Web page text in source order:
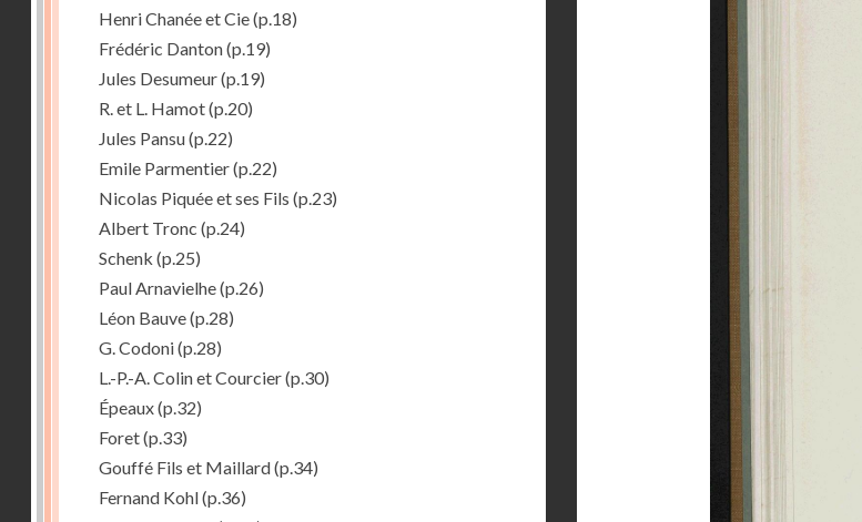
Henri Chanée et Cie(p.18)
Frédéric Danton(p.19)
Jules Desumeur(p.19)
R. et L. Hamot(p.20)
Jules Pansu(p.22)
Emile Parmentier(p.22)
Nicolas Piquée et ses Fils (p.23)
Albert Tronc (p.24)
Schenk (p.25)
Paul Arnavielhe(p.26)
Léon Bauve(p.28)
G. Codoni(p.28)
L.-P.-A. Colin et Courcier(p.30)
Épeaux(p.32)
Foret(p.33)
Gouffé Fils et Maillard(p.34)
Fernand Kohl(p.36)